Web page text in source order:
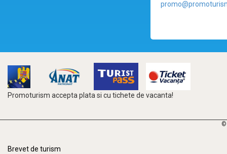
Promoturism accepta plata si cu tichete de vacanta!
©
Brevet de turism